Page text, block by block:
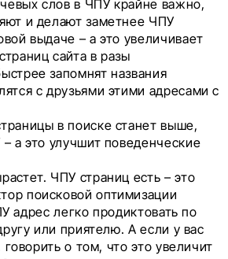
слов в ЧПУ крайне важно,
и делают заметнее ЧПУ
выдаче – а это увеличивает
сайта в разы
запомнят названия
с друзьями этими адресами с
в поиске станет выше,
а это улучшит поведенческие
ЧПУ страниц есть – это
поисковой оптимизации
адрес легко продиктовать по
или приятелю. А если у вас
о том, что это увеличит